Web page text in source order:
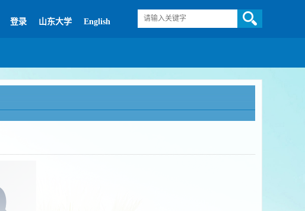
登录 山东大学 English